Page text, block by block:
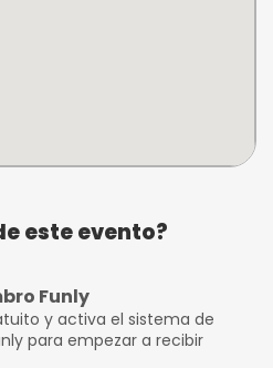
este evento?
Funly
y activa el sistema de
para empezar a recibir